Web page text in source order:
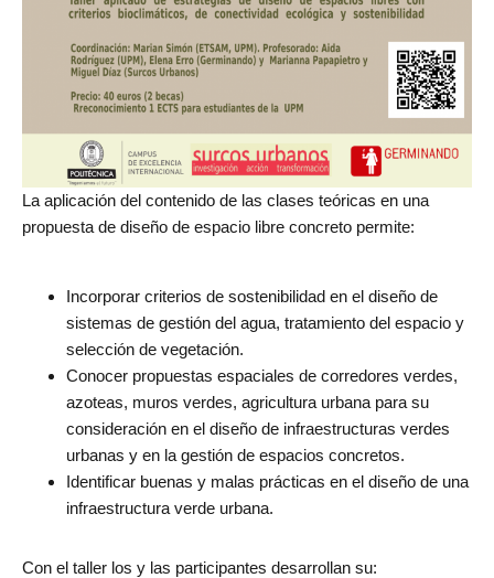
La aplicación del contenido de las clases teóricas en una
propuesta de diseño de espacio libre concreto permite:
Incorporar criterios de sostenibilidad en el diseño de
sistemas de gestión del agua, tratamiento del espacio y
selección de vegetación.
Conocer propuestas espaciales de corredores verdes,
azoteas, muros verdes, agricultura urbana para su
consideración en el diseño de infraestructuras verdes
urbanas y en la gestión de espacios concretos.
Identificar buenas y malas prácticas en el diseño de una
infraestructura verde urbana.
Con el taller los y las participantes desarrollan su: